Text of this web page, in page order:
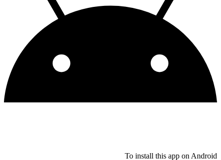
To install this app on Android